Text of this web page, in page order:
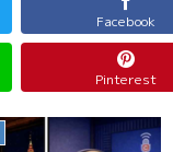
Facebook
Pinterest